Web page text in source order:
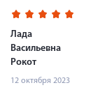
Лада
Васильевна
Рокот
12 октября 2023